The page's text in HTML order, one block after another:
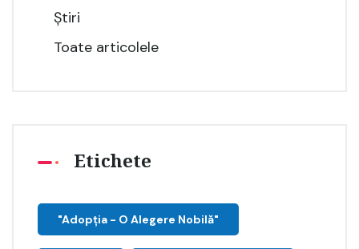
Știri
Toate articolele
Etichete
"Adopţia - O Alegere Nobilă"